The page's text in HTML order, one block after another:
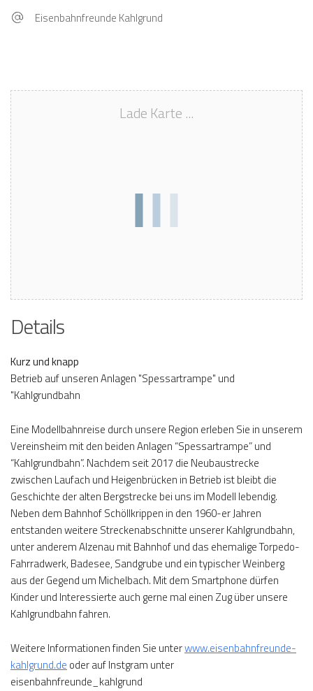
Eisenbahnfreunde Kahlgrund
Lade Karte ...
Details
Kurz und knapp
Betrieb auf unseren Anlagen "Spessartrampe" und
"Kahlgrundbahn
Eine Modellbahnreise durch unsere Region erleben Sie in unserem
Vereinsheim mit den beiden Anlagen “Spessartrampe” und
“Kahlgrundbahn”. Nachdem seit 2017 die Neubaustrecke
zwischen Laufach und Heigenbrücken in Betrieb ist bleibt die
Geschichte der alten Bergstrecke bei uns im Modell lebendig.
Neben dem Bahnhof Schöllkrippen in den 1960-er Jahren
entstanden weitere Streckenabschnitte unserer Kahlgrundbahn,
unter anderem Alzenau mit Bahnhof und das ehemalige Torpedo-
Fahrradwerk, Badesee, Sandgrube und ein typischer Weinberg
aus der Gegend um Michelbach. Mit dem Smartphone dürfen
Kinder und Interessierte auch gerne mal einen Zug über unsere
Kahlgrundbahn fahren.
Weitere Informationen finden Sie unterwww.eisenbahnfreunde-
kahlgrund.de oder auf Instgram unter
eisenbahnfreunde_kahlgrund